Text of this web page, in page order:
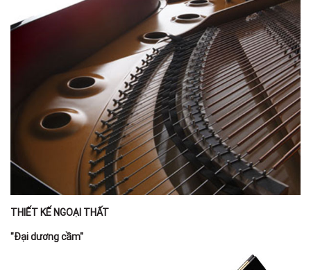
THIẾT KẾ NGOẠI THẤT
"Đại dương cầm"